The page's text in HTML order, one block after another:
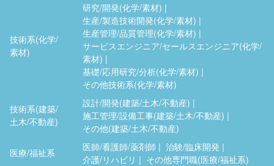
技術系(化学/
素材)
研究/開発(化学/素材)
生産/製造技術開発(化学/素材)
生産管理/品質管理(化学/素材)
サービスエンジニア/セールスエンジニア(化学/
素材)
基礎/応用研究/分析(化学/素材)
その他技術系(化学/素材)
技術系(建築/
土木/不動産)
設計/開発(建築/土木/不動産)
施工管理/設備工事(建築/土木/不動産)
その他(建築/土木/不動産)
医療/福祉系
医師/看護師/薬剤師
治験/臨床開発
介護/リハビリ
その他専門職(医療/福祉系)